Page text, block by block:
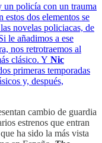
policía con un trauma
estos dos elementos se
novelas policiacas, de
le añadimos a ese
nos retrotraemos al
clásico. Y Nic
primeras temporadas
y, después,
cambio de guardia
estrenos que entran
ha sido la más vista